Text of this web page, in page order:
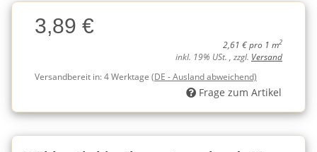
Charge
Charge3,89 €
2,61 € pro 1 m2
inkl. 19% USt. , zzgl. Versand
Versandbereit in:4 Werktage (DE - Ausland abweichend)
Frage zum Artikel